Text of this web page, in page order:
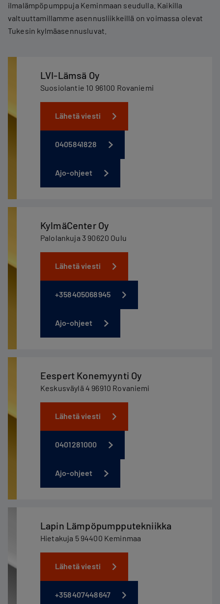
ilmalämpöpumppuja Keminmaan seudulla. Kaikilla
valtuuttamillamme asennusliikkeillä on voimassa olevat
Tukesin kylmäasennusluvat.
LVI-Lämsä Oy
Suosiolantie 10 96100 Rovaniemi
Lähetä viesti
0405841828
Ajo-ohjeet
KylmäCenter Oy
Palolankuja 3 90620 Oulu
Lähetä viesti
+358405068945
Ajo-ohjeet
Eespert Konemyynti Oy
Keskusväylä 4 96910 Rovaniemi
Lähetä viesti
0401281000
Ajo-ohjeet
Lapin Lämpöpumpputekniikka
Hietakuja 5 94400 Keminmaa
Lähetä viesti
+358407448647